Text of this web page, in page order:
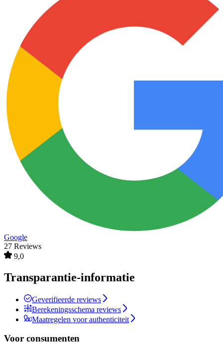
Google
27 Reviews
9,0
Transparantie-informatie
Geverifieerde reviews
Berekeningsschema reviews
Maatregelen voor authenticiteit
Voor consumenten